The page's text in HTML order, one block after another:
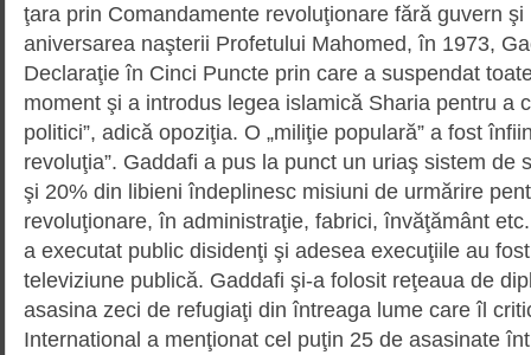
ţara prin Coman­da­mente revoluţionare fără guvern
aniversarea naşterii Profe­tului Mahomed, în 1973,
Declaraţie în Cinci Punc­te prin care a suspendat
moment şi a introdus legea islamică Sharia pentru a
politici”, adică opo­zi­ţia. O „miliţie populară” a fost
revoluţia”. Gaddafi a pus la punct un uriaş sistem de
şi 20% din libieni îndeplinesc misiuni de urmărire
revoluţionare, în adminis­tra­ţie, fabrici, învăţământ
a executat public disidenţi şi adesea execuţiile au
televiziune publică. Gaddafi şi-a folosit reţeaua de
asasina zeci de refugiaţi din întreaga lume care îl
International a menţionat cel puţin 25 de asasinate